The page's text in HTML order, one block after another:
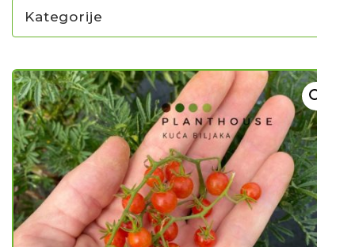
Kategorije
SADNICE
UKRASNO BILJE I TRAJNICE
GRMOVI/DRVEĆE
HIT SEZONE*** VRTNI SLJEZOVI
UKRASNE TRAVE
HORTENZIJE